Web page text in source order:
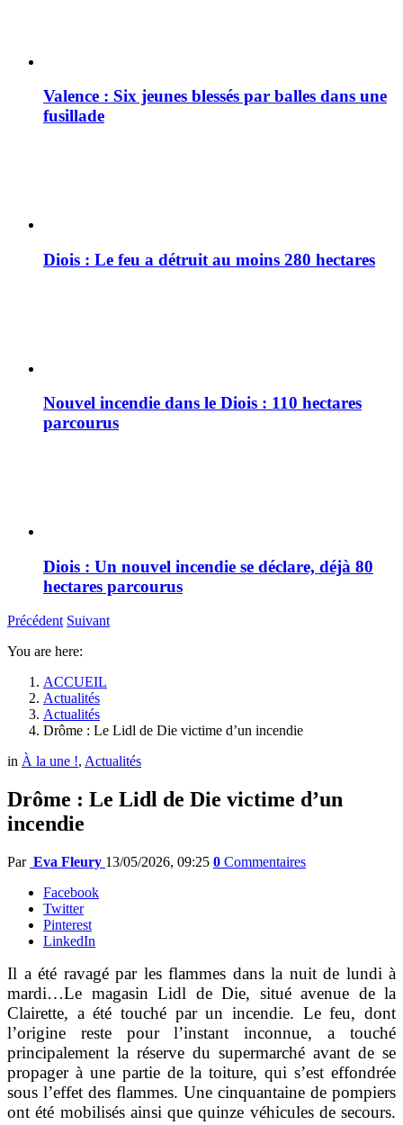
Valence : Six jeunes blessés par balles dans une
fusillade
Diois : Le feu a détruit au moins 280 hectares
Nouvel incendie dans le Diois : 110 hectares
parcourus
Diois : Un nouvel incendie se déclare, déjà 80
hectares parcourus
Précédent Suivant
You are here:
ACCUEIL
Actualités
Actualités
Drôme : Le Lidl de Die victime d’un incendie
in À la une !, Actualités
Drôme : Le Lidl de Die victime d’un
incendie
Par Eva Fleury 13/05/2026, 09:25 0 Commentaires
Facebook
Twitter
Pinterest
LinkedIn
Il a été ravagé par les flammes dans la nuit de lundi à
mardi…Le magasin Lidl de Die, situé avenue de la
Clairette, a été touché par un incendie. Le feu, dont
l’origine reste pour l’instant inconnue, a touché
principalement la réserve du supermarché avant de se
propager à une partie de la toiture, qui s’est effondrée
sous l’effet des flammes. Une cinquantaine de pompiers
ont été mobilisés ainsi que quinze véhicules de secours.